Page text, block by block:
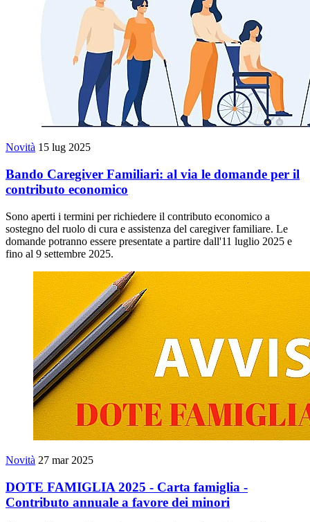
Novità 15 lug 2025
Bando Caregiver Familiari: al via le domande per il
contributo economico
Sono aperti i termini per richiedere il contributo economico a
sostegno del ruolo di cura e assistenza del caregiver familiare. Le
domande potranno essere presentate a partire dall'11 luglio 2025 e
fino al 9 settembre 2025.
Novità 27 mar 2025
DOTE FAMIGLIA 2025 - Carta famiglia -
Contributo annuale a favore dei minori